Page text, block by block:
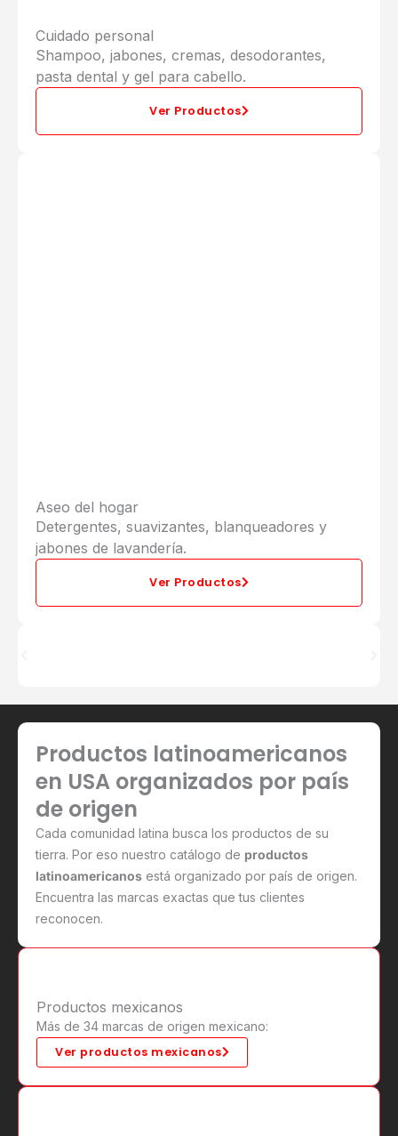
Cuidado personal
Shampoo, jabones, cremas, desodorantes,
pasta dental y gel para cabello.
Ver Productos
Aseo del hogar
Detergentes, suavizantes, blanqueadores y
jabones de lavandería.
Ver Productos
Productos latinoamericanos
en USA organizados por país
de origen
Cada comunidad latina busca los productos de su
tierra. Por eso nuestro catálogo de productos
latinoamericanos está organizado por país de origen.
Encuentra las marcas exactas que tus clientes
reconocen.
Productos mexicanos
Más de 34 marcas de origen mexicano:
Ver productos mexicanos